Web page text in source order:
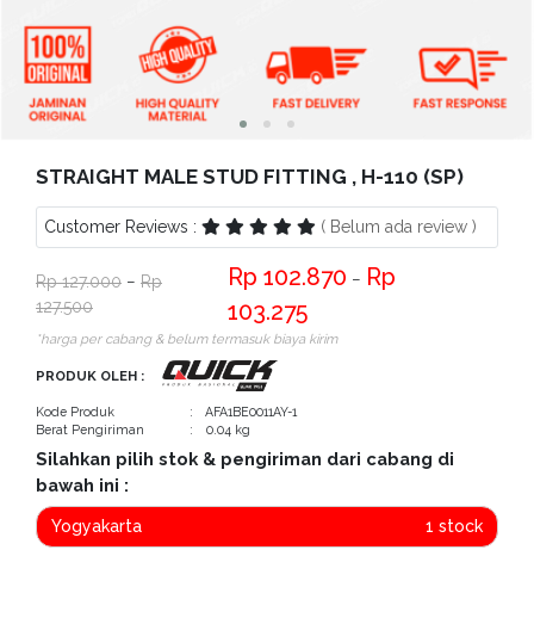
Kritik
Saran
STRAIGHT MALE STUD FITTING , H-110 (SP)
Customer Reviews : ( Belum ada review )
127.000 −
127.500
102.870 −
103.275
*harga per cabang & belum termasuk biaya kirim
PRODUK OLEH :
Kode Produk
: AFA1BE0011AY-1
Berat Pengiriman
: 0.04 kg
Silahkan pilih stok & pengiriman dari cabang di
bawah ini :
Yogyakarta 1 stock